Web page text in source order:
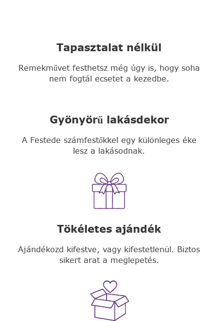
Tapasztalat nélkül
Remekművet festhetsz még úgy is, hogy soha
nem fogtál ecsetet a kezedbe.
Gyönyörű lakásdekor
A Festede számfestőkkel egy különleges éke
lesz a lakásodnak.
Tökéletes ajándék
Ajándékozd kifestve, vagy kifestetlenül. Biztos
sikert arat a meglepetés.